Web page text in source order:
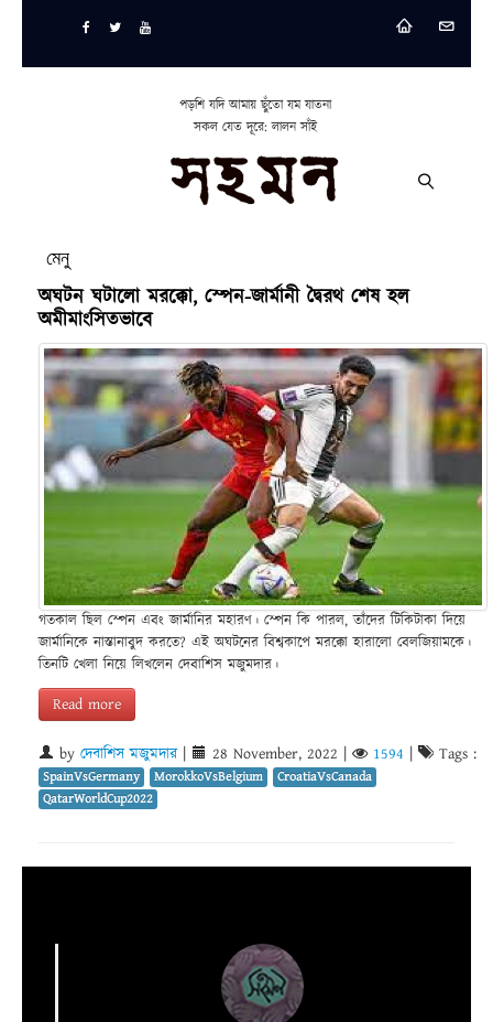
পড়শি যদি আমায় ছুঁতো যম যাতনা
সকল যেত দূরে: লালন সাঁই
মেনু
অঘটন ঘটালো মরক্কো, স্পেন-জার্মানী দ্বৈরথ শেষ হল
অমীমাংসিতভাবে
গতকাল ছিল স্পেন এবং জার্মানির মহারণ। স্পেন কি পারল, তাঁদের টিকিটাকা দিয়ে
জার্মানিকে নাস্তানাবুদ করতে? এই অঘটনের বিশ্বকাপে মরক্কো হারালো বেলজিয়ামকে।
তিনটি খেলা নিয়ে লিখলেন দেবাশিস মজুমদার।
Read more
by দেবাশিস মজুমদার| 28 November, 2022 1594 Tags :
SpainVsGermany MorokkoVsBelgium
CroatiaVsCanada
QatarWorldCup2022